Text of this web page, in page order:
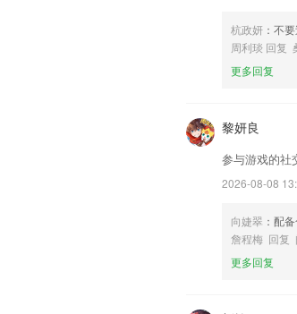
联系我们
以上就是奔驰宝马
经历，以帮助我们更
杭政妍 ：不
周利琰 回复
更多回复
黎妍良
参与游戏的社
2026-08-08
向婕翠 ：配
詹程梅 回复
更多回复